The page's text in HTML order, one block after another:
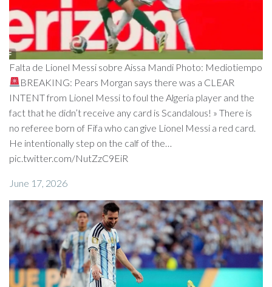
Falta de Lionel Messi sobre Aissa Mandi Photo: Mediotiempo
BREAKING: Pears Morgan says there was a CLEAR
INTENT from Lionel Messi to foul the Algeria player and the
fact that he didn’t receive any card is Scandalous! » There is
no referee born of Fifa who can give Lionel Messi a red card.
He intentionally step on the calf of the…
pic.twitter.com/NutZzC9EiR
June 17, 2026